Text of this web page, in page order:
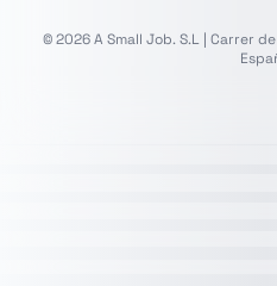
© 2026 A Small Job. S.L | Carrer